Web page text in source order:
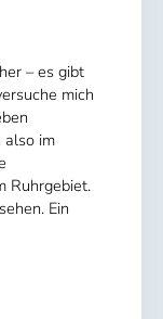
– es gibt
mich
also im
Ruhrgebiet.
Ein